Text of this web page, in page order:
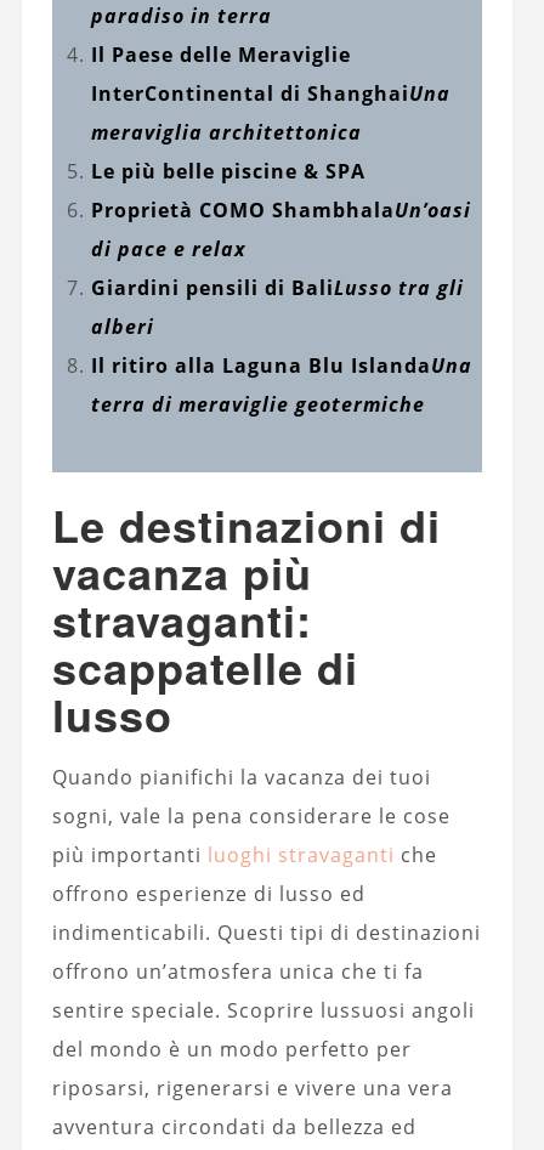
paradiso in terra
Il Paese delle Meraviglie
InterContinental di ShanghaiUna
meraviglia architettonica
Le più belle piscine & SPA
Proprietà COMO ShambhalaUn’oasi
di pace e relax
Giardini pensili di BaliLusso tra gli
alberi
Il ritiro alla Laguna Blu IslandaUna
terra di meraviglie geotermiche
Le destinazioni di
vacanza più
stravaganti:
scappatelle di
lusso
Quando pianifichi la vacanza dei tuoi
sogni, vale la pena considerare le cose
più importanti luoghi stravaganti che
offrono esperienze di lusso ed
indimenticabili. Questi tipi di destinazioni
offrono un’atmosfera unica che ti fa
sentire speciale. Scoprire lussuosi angoli
del mondo è un modo perfetto per
riposarsi, rigenerarsi e vivere una vera
avventura circondati da bellezza ed